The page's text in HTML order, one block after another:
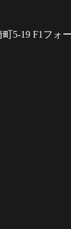
5-19 F1フォ